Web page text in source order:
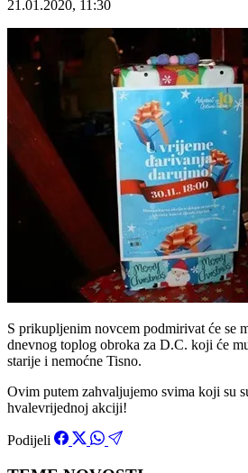
21.01.2020, 11:30
S prikupljenim novcem podmirivat će se
dnevnog toplog obroka za D.C. koji će
starije i nemoćne Tisno.
Ovim putem zahvaljujemo svima koji su
hvalevrijednoj akciji!
Podijeli